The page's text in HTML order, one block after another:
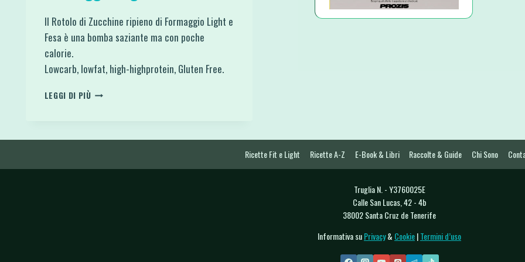
Il Rotolo di Zucchine ripieno di Formaggio Light e
Fesa è una bomba saziante ma con poche
calorie.
Lowcarb, lowfat, high-highprotein, Gluten Free.
LEGGI DI PIÙROTOLO
DI
Ricette Fit e Light Ricette A-Z E-Book & Libri Raccolte & Guide Chi Sono
Truglia N. - Y3760025E
Calle San Lucas, 42 - 4b
38002 Santa Cruz de Tenerife
Informativa suPrivacy& Cookie|Termini d’uso